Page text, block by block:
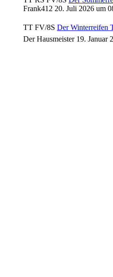
Frank412 20. Juli 2026 um
TT FV/8S Der Winterreifen
Der Hausmeister 19. Januar